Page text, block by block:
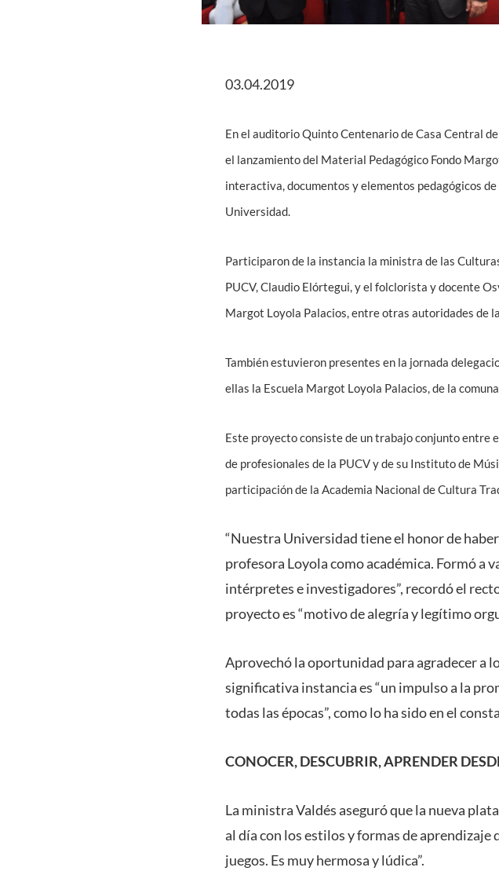
03.04.2019
En el auditorio Quinto Centenario de Casa Central
el lanzamiento del Material Pedagógico Fondo
interactiva, documentos y elementos pedagógicos
Universidad.
Participaron de la instancia la ministra de las
PUCV, Claudio Elórtegui, y el folclorista y docente
Margot Loyola Palacios, entre otras autoridades de
También estuvieron presentes en la jornada
ellas la Escuela Margot Loyola Palacios, de la
Este proyecto consiste de un trabajo conjunto entre
de profesionales de la PUCV y de su Instituto de
participación de la Academia Nacional de Cultura
“Nuestra Universidad tiene el honor de
profesora Loyola como académica. Formó a
intérpretes e investigadores”, recordó el
proyecto es “motivo de alegría y legítimo
Aprovechó la oportunidad para agradecer a
significativa instancia es “un impulso a la
todas las épocas”, como lo ha sido en el
CONOCER, DESCUBRIR, APRENDER
La ministra Valdés aseguró que la nueva
al día con los estilos y formas de
juegos. Es muy hermosa y lúdica”.